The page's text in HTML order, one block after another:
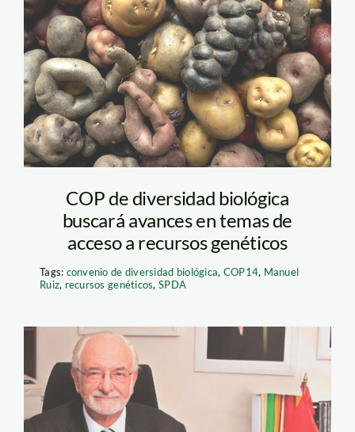
COP de diversidad biológica
buscará avances en temas de
acceso a recursos genéticos
Tags: convenio de diversidad biológica, COP14, Manuel
Ruiz, recursos genéticos,SPDA
antonio-brack-egg—
minam